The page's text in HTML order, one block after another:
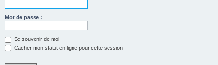
Mot de passe :
Se souvenir de moi
Cacher mon statut en ligne pour cette session